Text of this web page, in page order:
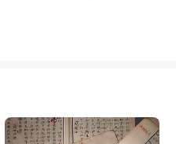
게 바라보는
성충으로…
경법상 멸종
수하늘소를
1년생 유충을
는 데 성공했